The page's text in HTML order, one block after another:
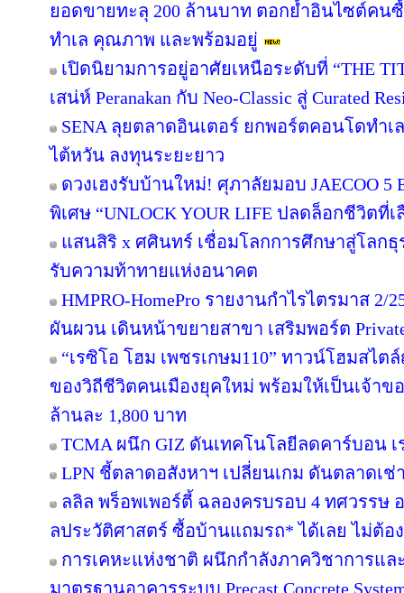
ยอดขายทะลุ 200 ล้านบาท ตอกย้ำอินไซต์คน
ทำเล คุณภาพ และพร้อมอยู่
เปิดนิยามการอยู่อาศัยเหนือระดับที่ “THE
เสน่ห์ Peranakan กับ Neo-Classic สู่ Curated
SENA ลุยตลาดอินเตอร์ ยกพอร์ตคอนโดทำเ
ไต้หวัน ลงทุนระยะยาว
ดวงเฮงรับบ้านใหม่! ศุภาลัยมอบ JAECOO
พิเศษ “UNLOCK YOUR LIFE ปลดล็อกชีวิตที่เ
แสนสิริ x ศศินทร์ เชื่อมโลกการศึกษาสู่โลกธุ
รับความท้าทายแห่งอนาคต
HMPRO-HomePro รายงานกำไรไตรมาส 2/
ผันผวน เดินหน้าขยายสาขา เสริมพอร์ต
“เรซิโอ โฮม เพชรเกษม110” ทาวน์โฮมสไ
ของวิถีชีวิตคนเมืองยุคใหม่ พร้อมให้เป็นเจ้าข
ล้านละ 1,800 บาท
TCMA ผนึก GIZ ดันเทคโนโลยีลดคาร์บอน เ
LPN ชี้ตลาดอสังหาฯ เปลี่ยนเกม ดันตลาดเ
ลลิล พร็อพเพอร์ตี้ ฉลองครบรอบ 4 ทศวรรษ
ลประวัติศาสตร์ ซื้อบ้านแถมรถ* ได้เลย ไม่ต้อ
การเคหะแห่งชาติ ผนึกกำลังภาควิชาการแ
มาตรฐานอาคารระบบ Precast Concrete